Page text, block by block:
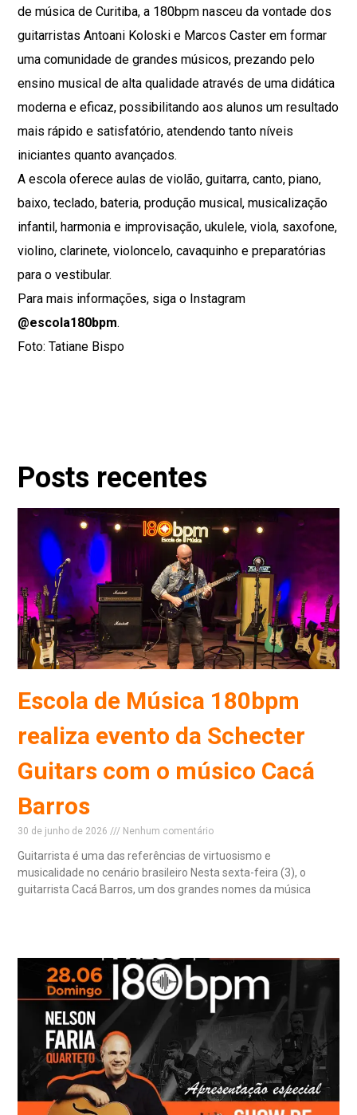
de música de Curitiba, a 180bpm nasceu da vontade dos
guitarristas Antoani Koloski e Marcos Caster em formar
uma comunidade de grandes músicos, prezando pelo
ensino musical de alta qualidade através de uma didática
moderna e eficaz, possibilitando aos alunos um resultado
mais rápido e satisfatório, atendendo tanto níveis
iniciantes quanto avançados.
A escola oferece aulas de violão, guitarra, canto, piano,
baixo, teclado, bateria, produção musical, musicalização
infantil, harmonia e improvisação, ukulele, viola, saxofone,
violino, clarinete, violoncelo, cavaquinho e preparatórias
para o vestibular.
Para mais informações, siga o Instagram
@escola180bpm.
Foto: Tatiane Bispo
Posts recentes
Escola de Música 180bpm
realiza evento da Schecter
Guitars com o músico Cacá
Barros
30 de junho de 2026 Nenhum comentário
Guitarrista é uma das referências de virtuosismo e
musicalidade no cenário brasileiro Nesta sexta-feira (3), o
guitarrista Cacá Barros, um dos grandes nomes da música